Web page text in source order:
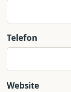
Telefon
Website